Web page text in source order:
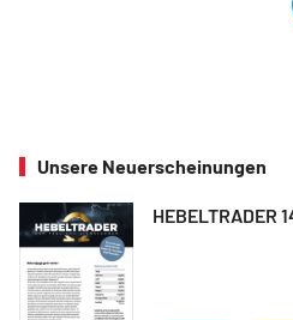
Unsere Neuerscheinungen
HEBELTRADER